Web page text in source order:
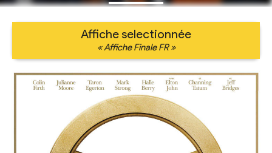
Affiche selectionnée
« Affiche Finale FR »